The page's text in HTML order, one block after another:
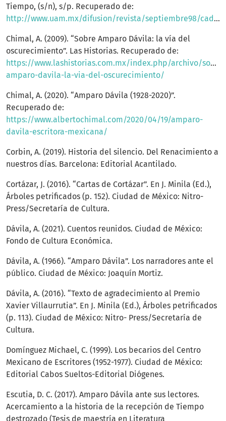
Tiempo, (s/n), s/p. Recuperado de:
http://www.uam.mx/difusion/revista/septiembre98/cadena.html
Chimal, A. (2009). “Sobre Amparo Dávila: la vía del
oscurecimiento”. Las Historias. Recuperado de:
https://www.lashistorias.com.mx/index.php/archivo/sobre-
amparo-davila-la-via-del-oscurecimiento/
Chimal, A. (2020). “Amparo Dávila (1928-2020)”.
Recuperado de:
https://www.albertochimal.com/2020/04/19/amparo-
davila-escritora-mexicana/
Corbin, A. (2019). Historia del silencio. Del Renacimiento a
nuestros días. Barcelona: Editorial Acantilado.
Cortázar, J. (2016). “Cartas de Cortázar”. En J. Minila (Ed.),
Árboles petrificados (p. 152). Ciudad de México: Nitro-
Press/Secretaría de Cultura.
Dávila, A. (2021). Cuentos reunidos. Ciudad de México:
Fondo de Cultura Económica.
Dávila, A. (1966). “Amparo Dávila”. Los narradores ante el
público. Ciudad de México: Joaquín Mortiz.
Dávila, A. (2016). “Texto de agradecimiento al Premio
Xavier Villaurrutia”. En J. Minila (Ed.), Árboles petrificados
(p. 113). Ciudad de México: Nitro- Press/Secretaría de
Cultura.
Domínguez Michael, C. (1999). Los becarios del Centro
Mexicano de Escritores (1952-1977). Ciudad de México:
Editorial Cabos Sueltos-Editorial Diógenes.
Escutia, D. C. (2017). Amparo Dávila ante sus lectores.
Acercamiento a la historia de la recepción de Tiempo
destrozado (Tesis de maestría en Literatura